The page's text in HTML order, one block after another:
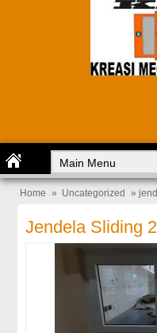
Home » Uncategorized »
Jendela Sliding